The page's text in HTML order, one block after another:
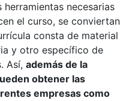
necesarias
el curso, se conviertan
consta de material
y otro específico de
Así, además de la
obtener las
empresas como